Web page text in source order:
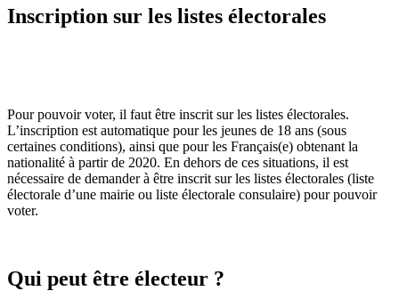
Inscription sur les listes électorales
Pour pouvoir voter, il faut être inscrit sur les listes électorales.
L’inscription est automatique pour les jeunes de 18 ans (sous
certaines conditions), ainsi que pour les Français(e) obtenant la
nationalité à partir de 2020. En dehors de ces situations, il est
nécessaire de demander à être inscrit sur les listes électorales (liste
électorale d’une mairie ou liste électorale consulaire) pour pouvoir
voter.
Qui peut être électeur ?